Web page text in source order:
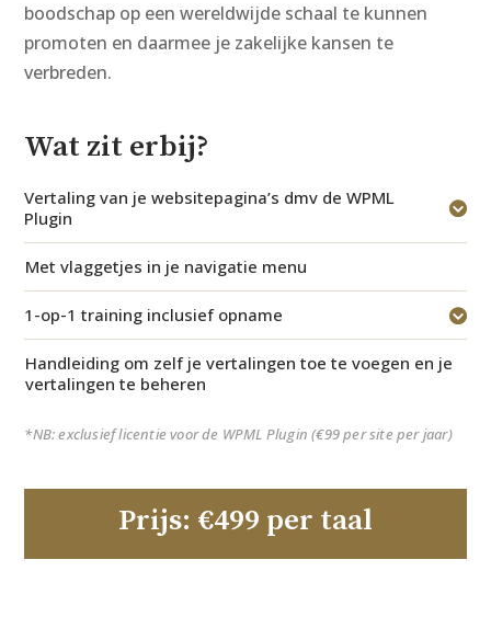
boodschap op een wereldwijde schaal te kunnen
promoten en daarmee je zakelijke kansen te
verbreden.
Wat zit erbij?
Vertaling van je websitepagina’s dmv de WPML
Plugin
Met vlaggetjes in je navigatie menu
1-op-1 training inclusief opname
Handleiding om zelf je vertalingen toe te voegen en je
vertalingen te beheren
*NB:exclusief licentie voor de WPML Plugin (€99 per site per jaar)
Prijs: €499 per taal